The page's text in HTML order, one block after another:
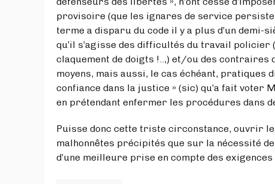
provisoire (que les ignares de service
terme a disparu du code il y a plus d’un
qu’il s’agisse des difficultés du travail
claquement de doigts !..,) et/ou des
moyens, mais aussi, le cas échéant, pratiques
confiance dans la justice » (sic) qu’a fait
en prétendant enfermer les procédures dans
Puisse donc cette triste circonstance, ouvrir
malhonnêtes précipités que sur la nécessité
d’une meilleure prise en compte des